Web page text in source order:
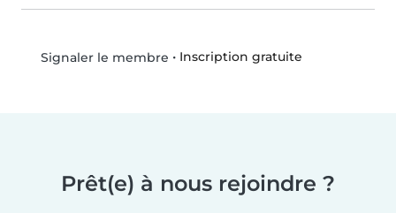
Signaler le membre • Inscription gratuite
Prêt(e) à nous rejoindre ?